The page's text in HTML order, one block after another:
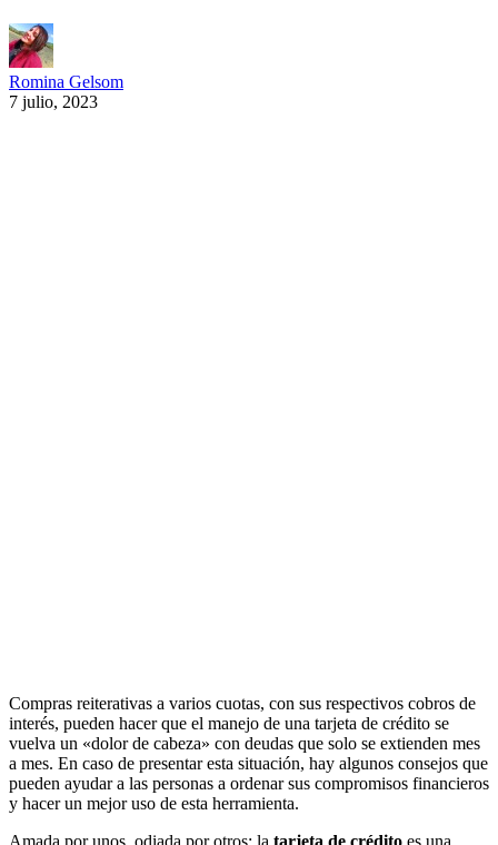
Romina Gelsom
7 julio, 2023
Compras reiterativas a varios cuotas, con sus respectivos cobros de
interés, pueden hacer que el manejo de una tarjeta de crédito se
vuelva un «dolor de cabeza» con deudas que solo se extienden mes
a mes. En caso de presentar esta situación, hay algunos consejos que
pueden ayudar a las personas a ordenar sus compromisos financieros
y hacer un mejor uso de esta herramienta.